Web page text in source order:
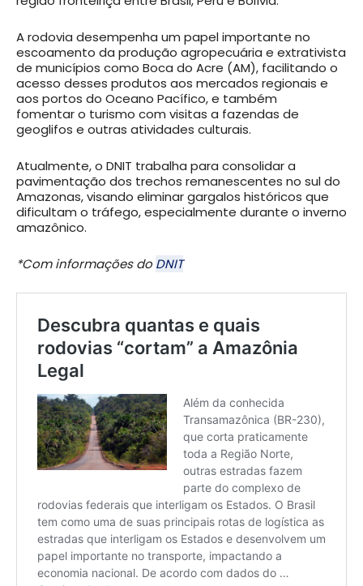
A rodovia desempenha um papel importante no
escoamento da produção agropecuária e extrativista
de municípios como Boca do Acre (AM), facilitando o
acesso desses produtos aos mercados regionais e
aos portos do Oceano Pacífico, e também
fomentar o turismo com visitas a fazendas de
geoglifos e outras atividades culturais.
Atualmente, o DNIT trabalha para consolidar a
pavimentação dos trechos remanescentes no sul do
Amazonas, visando eliminar gargalos históricos que
dificultam o tráfego, especialmente durante o inverno
amazônico.
*Com informações doDNIT